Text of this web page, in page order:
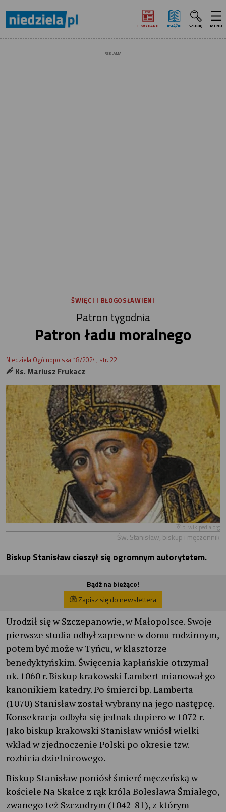
E‑WYDANIE KSIĄŻKI SZUKAJ MENU
REKLAMA
ŚWIĘCI I BŁOGOSŁAWIENI
Patron tygodnia
Patron ładu moralnego
Niedziela Ogólnopolska 18/2024, str. 22
Ks. Mariusz Frukacz
pl.wikipedia.org
Św. Stanisław, biskup i męczennik
Biskup Stanisław cieszył się ogromnym autorytetem.
Bądź na bieżąco!
Zapisz się do newslettera
Urodził się w Szczepanowie, w Małopolsce. Swoje
pierwsze studia odbył zapewne w domu rodzinnym,
potem być może w Tyńcu, w klasztorze
benedyktyńskim. Święcenia kapłańskie otrzymał
ok. 1060 r. Biskup krakowski Lambert mianował go
kanonikiem katedry. Po śmierci bp. Lamberta
(1070) Stanisław został wybrany na jego następcę.
Konsekracja odbyła się jednak dopiero w 1072 r.
Jako biskup krakowski Stanisław wniósł wielki
wkład w zjednoczenie Polski po okresie tzw.
rozbicia dzielnicowego.
Biskup Stanisław poniósł śmierć męczeńską w
kościele Na Skałce z rąk króla Bolesława Śmiałego,
zwanego też Szczodrym (1042-81), z którym